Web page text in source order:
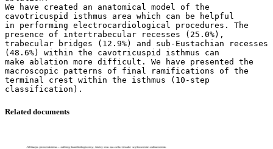
We have created an anatomical model of the
cavotricuspid isthmus area which can be helpful
in performing electrocardiological procedures. The
presence of intertrabecular recesses (25.0%),
trabecular bridges (12.9%) and sub-Eustachian recesses
(48.6%) within the cavotricuspid isthmus can
make ablation more difficult. We have presented the
macroscopic patterns of final ramifications of the
terminal crest within the isthmus (10-step
Related documents